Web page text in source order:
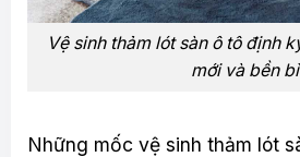
Vệ sinh thảm lót sàn ô tô định
mới và bền bỉ
Những mốc vệ sinh thảm lót